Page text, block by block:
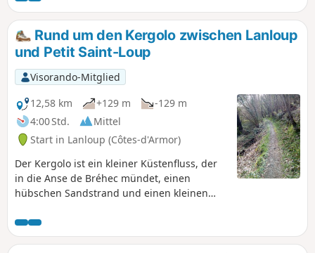
Rund um den Kergolo zwischen Lanloup
und Petit Saint-Loup
Visorando-Mitglied
12,58 km
+129 m
-129 m
4:00 Std.
Mittel
Start in Lanloup (Côtes-d'Armor)
Der Kergolo ist ein kleiner Küstenfluss, der
in die Anse de Bréhec mündet, einen
hübschen Sandstrand und einen kleinen
Nebenflüsse werden von zahlreichen
Brunnen und Waschhäusern gesäumt. Auf